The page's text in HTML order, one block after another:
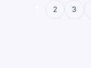
2 3